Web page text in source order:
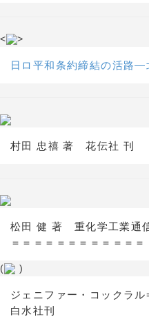
< >
日ロ平和条約締結の活路―
村田 忠禧 著 花伝社 刊
松田 健 著 重化学工業通
＝＝＝＝＝＝＝＝＝＝＝＝
( )
ジェニファー・コックラ
白水社刊